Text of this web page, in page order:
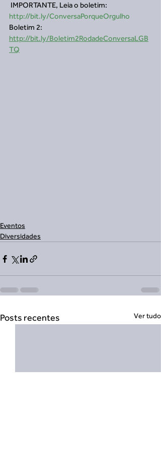
IMPORTANTE, Leia o boletim:
http://bit.ly/ConversaPorqueOrgulho
Boletim 2:
http://bit.ly/Boletim2RodadeConversaLGB
TQ
Eventos
Diversidades
Posts recentes Ver tudo